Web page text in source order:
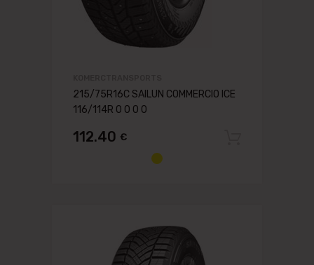
215/75R16C SAILUN COMMERCIO ICE
116/114R 0 0 0 0
112.40 €